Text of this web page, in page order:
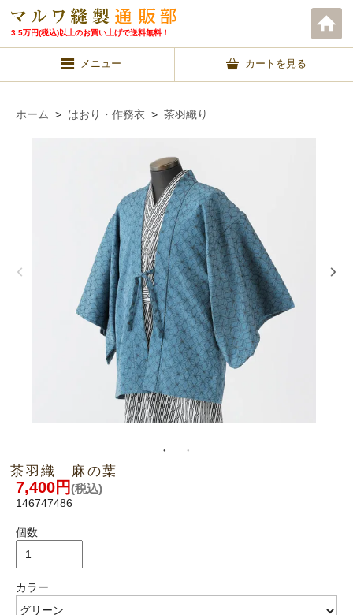
3.5万円(税込)以上のお買い上げで送料無料！
メニュー カートを見る
ホーム > はおり・作務衣 > 茶羽織り
茶羽織 麻の葉
7,400円(税込)
146747486
個数
カラー